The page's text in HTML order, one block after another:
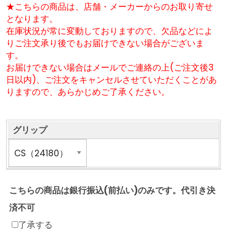
★こちらの商品は、店舗・メーカーからのお取り寄せ
となります。
在庫状況が常に変動しておりますので、欠品などによ
りご注文承り後でもお届けできない場合がございま
す。
お届けできない場合はメールでご連絡の上(ご注文後3
日以内)、ご注文をキャンセルさせていただくことがあ
りますので、あらかじめご了承ください。
グリップ
こちらの商品は銀行振込(前払い)のみです。代引き決
済不可
了承する